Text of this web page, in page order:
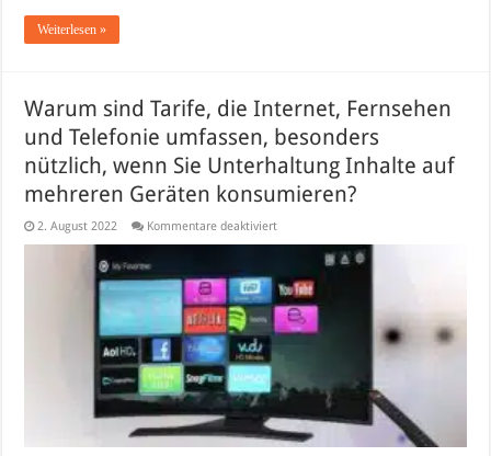
Weiterlesen »
Warum sind Tarife, die Internet, Fernsehen
und Telefonie umfassen, besonders
nützlich, wenn Sie Unterhaltung Inhalte auf
mehreren Geräten konsumieren?
2. August 2022 Kommentare deaktiviertfür
die
Internet,
Fernsehen
und
Telefonie
umfassen,
nützlich,
wenn
Unterhaltung
Inhalte